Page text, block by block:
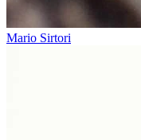
Mario Sirtori